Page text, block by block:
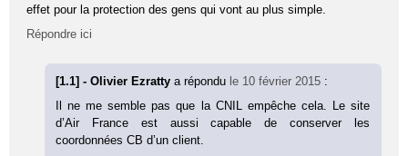
effet pour la protection des gens qui vont au plus simple.
Répondre ici
[1.1] - Olivier Ezrattya répondu le 10 février 2015 :
Il ne me semble pas que la CNIL empêche cela. Le site
d’Air France est aussi capable de conserver les
coordonnées CB d’un client.